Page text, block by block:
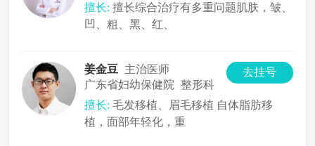
擅长: 擅长综合治疗有多重问题肌肤，皱、
凹、粗、黑、红、
姜金豆
主治医师
广东省妇幼保健院 整形科
去挂号
擅长: 毛发移植、眉毛移植 自体脂肪移
植，面部年轻化，重